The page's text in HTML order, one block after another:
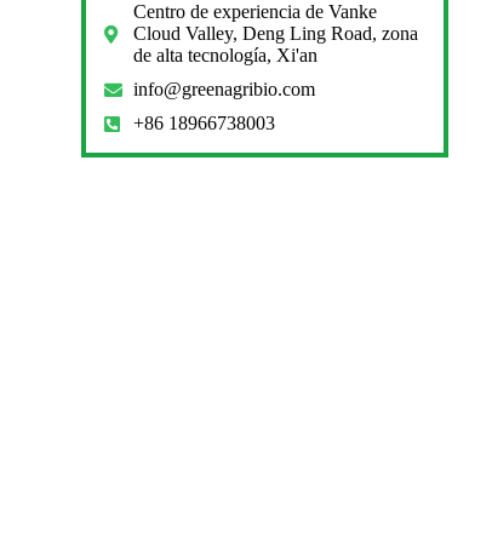
Centro de experiencia de Vanke
Cloud Valley, Deng Ling Road, zona
de alta tecnología, Xi'an
info@greenagribio.com
+86 18966738003